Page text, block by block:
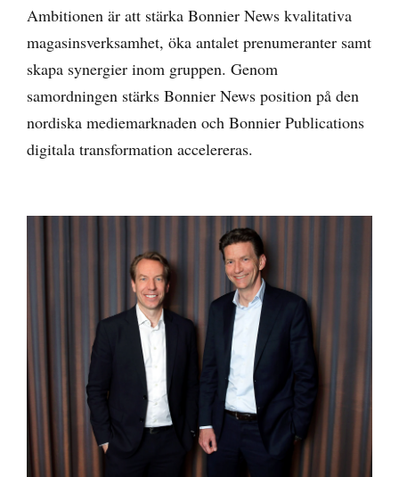
Ambitionen är att stärka Bonnier News kvalitativa
magasinsverksamhet, öka antalet prenumeranter samt
skapa synergier inom gruppen. Genom
samordningen stärks Bonnier News position på den
nordiska mediemarknaden och Bonnier Publications
digitala transformation accelereras.